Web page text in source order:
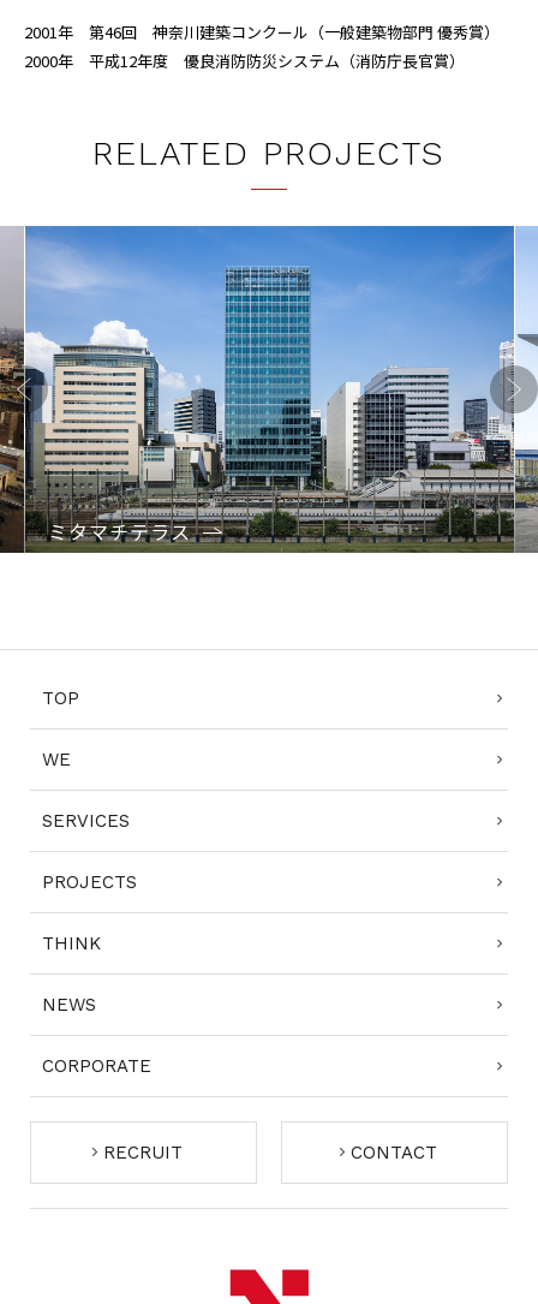
2001年 第46回 神奈川建築コンクール（一般建築物部門 優秀賞）
2000年 平成12年度 優良消防防災システム（消防庁長官賞）
RELATED PROJECTS
Previo
us
ミタマチテラス
Next
TOP
WE
SERVICES
PROJECTS
THINK
NEWS
CORPORATE
RECRUIT CONTACT